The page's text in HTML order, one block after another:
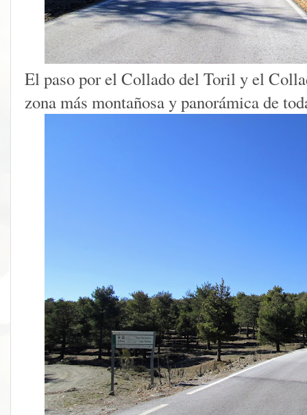
El paso por el Collado del Toril y el
zona más montañosa y panorámica de